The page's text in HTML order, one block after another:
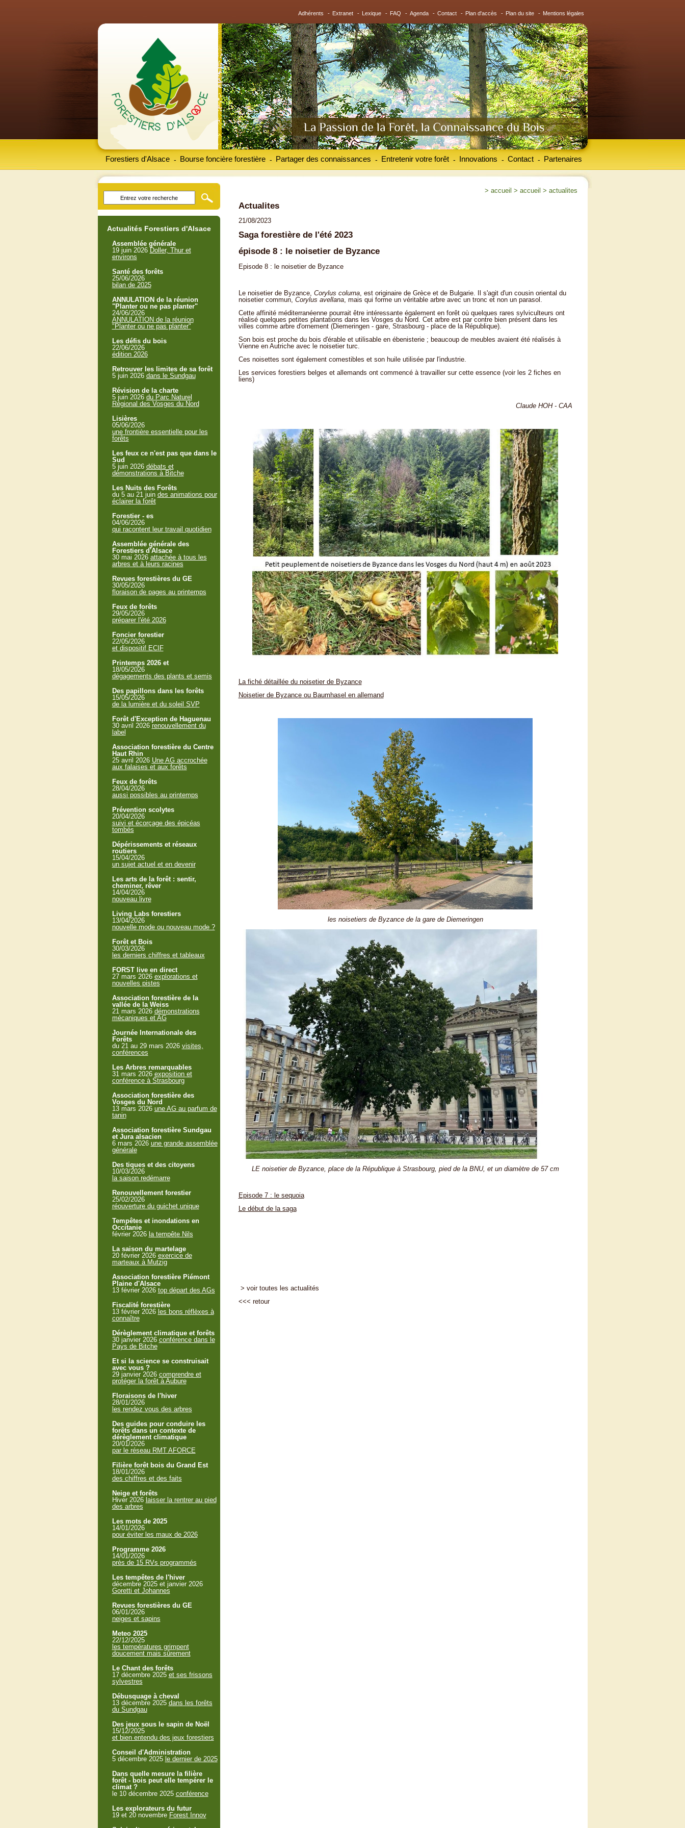
Adhérents - Extranet - Lexique - FAQ - Agenda - Contact - Plan d'accès - Plan du site - Mentions légales
Forestiers d'Alsace Bourse foncière forestière
- Partager des connaissances
- Entretenir votre forêt
- Innovations
- Contact
- Partenaires
-
> accueil > accueil > actualites
Actualites
21/08/2023
Saga forestière de l'été 2023
épisode 8 : le noisetier de Byzance
Episode 8 : le noisetier de Byzance
Le noisetier de Byzance, Corylus colurna, est originaire de Grèce et de Bulgarie. Il s'agit d'un cousin oriental du
noisetier commun, Corylus avellana, mais qui forme un véritable arbre avec un tronc et non un parasol.
Cette affinité méditerranéenne pourrait être intéressante également en forêt où quelques rares sylviculteurs ont
réalisé quelques petites plantations dans les Vosges du Nord. Cet arbre est par contre bien présent dans les
villes comme arbre d'ornement (Diemeringen - gare, Strasbourg - place de la République).
Son bois est proche du bois d'érable et utilisable en ébenisterie ; beaucoup de meubles avaient été réalisés à
Vienne en Autriche avec le noisetier turc.
Ces noisettes sont également comestibles et son huile utilisée par l'industrie.
Les services forestiers belges et allemands ont commencé à travailler sur cette essence (voir les 2 fiches en
liens)
Claude HOH - CAA
La fiché détaillée du noisetier de Byzance
Noisetier de Byzance ou Baumhasel en allemand
les noisetiers de Byzance de la gare de Diemeringen
LE noisetier de Byzance, place de la République à Strasbourg, pied de la BNU, et un diamètre de 57 cm
Episode 7 : le sequoia
Le début de la saga
> voir toutes les actualités
<<< retour
Actualités Forestiers d'Alsace
Assemblée générale
19 juin 2026 Doller, Thur et
environs
Santé des forêts
25/06/2026
bilan de 2025
ANNULATION de la réunion
"Planter ou ne pas planter"
24/06/2026
ANNULATION de la réunion
"Planter ou ne pas planter"
Les défis du bois
22/06/2026
édition 2026
Retrouver les limites de sa forêt
5 juin 2026 dans le Sundgau
Révision de la charte
5 juin 2026 du Parc Naturel
Régional des Vosges du Nord
Lisières
05/06/2026
une frontière essentielle pour les
forêts
Les feux ce n'est pas que dans le
Sud
5 juin 2026 débats et
démonstrations à Bitche
Les Nuits des Forêts
du 5 au 21 juin des animations pour
éclairer la forêt
Forestier - es
04/06/2026
qui racontent leur travail quotidien
Assemblée générale des
Forestiers d'Alsace
30 mai 2026 attachée à tous les
arbres et à leurs racines
Revues forestières du GE
30/05/2026
floraison de pages au printemps
Feux de forêts
29/05/2026
préparer l'été 2026
Foncier forestier
22/05/2026
et dispositif ECIF
Printemps 2026 et
18/05/2026
dégagements des plants et semis
Des papillons dans les forêts
15/05/2026
de la lumière et du soleil SVP
Forêt d'Exception de Haguenau
30 avril 2026 renouvellement du
label
Association forestière du Centre
Haut Rhin
25 avril 2026 Une AG accrochée
aux falaises et aux forêts
Feux de forêts
28/04/2026
aussi possibles au printemps
Prévention scolytes
20/04/2026
suivi et écorçage des épicéas
tombés
Dépérissements et réseaux
routiers
15/04/2026
un sujet actuel et en devenir
Les arts de la forêt : sentir,
cheminer, rêver
14/04/2026
nouveau livre
Living Labs forestiers
13/04/2026
nouvelle mode ou nouveau mode ?
Forêt et Bois
30/03/2026
les derniers chiffres et tableaux
FORST live en direct
27 mars 2026 explorations et
nouvelles pistes
Association forestière de la
vallée de la Weiss
21 mars 2026 démonstrations
mécaniques et AG
Journée Internationale des
Forêts
du 21 au 29 mars 2026 visites,
conférences
Les Arbres remarquables
31 mars 2026 exposition et
conférence à Strasbourg
Association forestière des
Vosges du Nord
13 mars 2026 une AG au parfum de
tanin
Association forestière Sundgau
et Jura alsacien
6 mars 2026 une grande assemblée
générale
Des tiques et des citoyens
10/03/2026
la saison redémarre
Renouvellement forestier
25/02/2026
réouverture du guichet unique
Tempêtes et inondations en
Occitanie
février 2026 la tempête Nils
La saison du martelage
20 février 2026 exercice de
marteaux à Mutzig
Association forestière Piémont
Plaine d'Alsace
13 février 2026 top départ des AGs
Fiscalité forestière
13 février 2026 les bons réflèxes à
connaître
Dérèglement climatique et forêts
30 janvier 2026 conférence dans le
Pays de Bitche
Et si la science se construisait
avec vous ?
29 janvier 2026 comprendre et
protéger la forêt à Aubure
Floraisons de l'hiver
28/01/2026
les rendez vous des arbres
Des guides pour conduire les
forêts dans un contexte de
dérèglement climatique
20/01/2026
par le réseau RMT AFORCE
Filière forêt bois du Grand Est
18/01/2026
des chiffres et des faits
Neige et forêts
Hiver 2026 laisser la rentrer au pied
des arbres
Les mots de 2025
14/01/2026
pour éviter les maux de 2026
Programme 2026
14/01/2026
près de 15 RVs programmés
Les tempêtes de l'hiver
décembre 2025 et janvier 2026
Goretti et Johannes
Revues forestières du GE
06/01/2026
neiges et sapins
Meteo 2025
22/12/2025
les températures grimpent
doucement mais sûrement
Le Chant des forêts
17 décembre 2025 et ses frissons
sylvestres
Débusquage à cheval
13 décembre 2025 dans les forêts
du Sundgau
Des jeux sous le sapin de Noël
15/12/2025
et bien entendu des jeux forestiers
Conseil d'Administration
5 décembre 2025 le dernier de 2025
Dans quelle mesure la filière
forêt - bois peut elle tempérer le
climat ?
le 10 décembre 2025 conférence
Les explorateurs du futur
19 et 20 novembre Forest Innov